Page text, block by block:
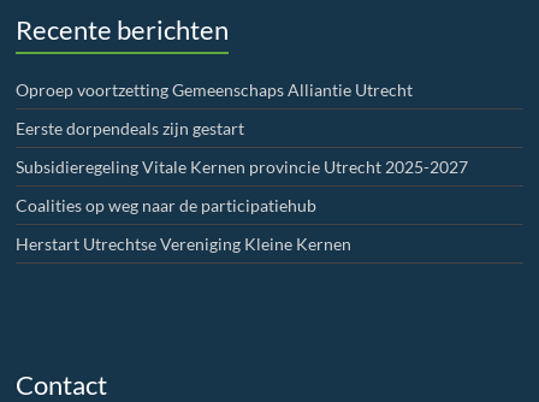
Recente berichten
Oproep voortzetting Gemeenschaps Alliantie Utrecht
Eerste dorpendeals zijn gestart
Subsidieregeling Vitale Kernen provincie Utrecht 2025-2027
Coalities op weg naar de participatiehub
Herstart Utrechtse Vereniging Kleine Kernen
Contact